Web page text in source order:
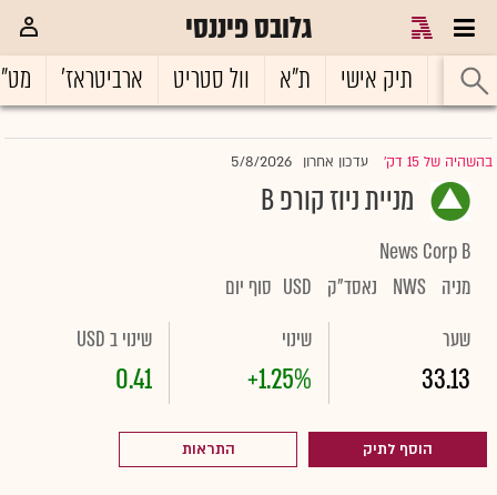
גלובס פיננסי
ראשי תיק אישי ת"א וול סטריט ארביטראז'
בהשהיה של 15 דק' |עדכון אחרון 5/8/2026
מניית ניוז קורפ B
News Corp B
מניה NWS נאסד"ק USD סוף יום
שער
33.13
שינוי
+1.25%
שינוי ב USD
0.41
הוסף לתיק התראות